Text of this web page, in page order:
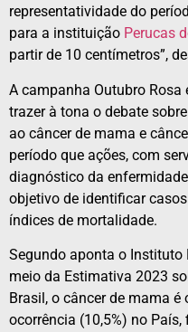
representatividade do
para a instituição Perucas
partir de 10 centímetros”,
A campanha Outubro
trazer à tona o debate
ao câncer de mama e
período que ações, com
diagnóstico da
objetivo de identificar
índices de mortalidade.
Segundo aponta o Instituto
meio da Estimativa 2023
Brasil, o câncer de mama
ocorrência (10,5%) no